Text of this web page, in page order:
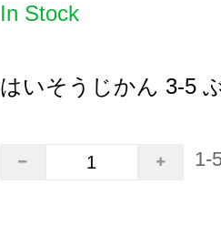
In Stock
はいそうじかん 3-5
1-